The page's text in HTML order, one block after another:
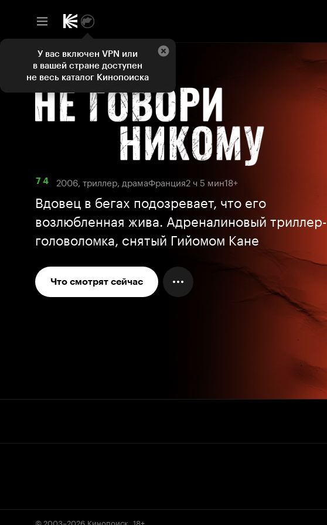
7 4 2006, триллер, драмаФранция2 ч 5 мин18+
Вдовец в бегах подозревает, что его
возлюбленная жива. Адреналиновый триллер-
головоломка, снятый Гийомом Кане
Что смотрят сейчас
© 2003–2026 Кинопоиск 18+
У вас включен VPN или
в вашей стране доступен
не весь каталог Кинопоиска